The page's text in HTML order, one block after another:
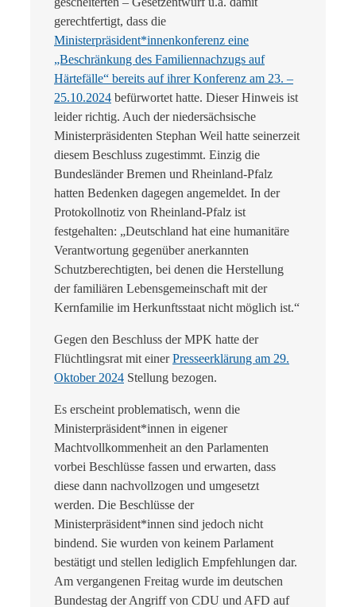
gerechtfertigt, dass die
Ministerpräsident*innenkonferenz eine
„Beschränkung des Familiennachzugs auf
Härtefälle“ bereits auf ihrer Konferenz am 23. –
25.10.2024 befürwortet hatte. Dieser Hinweis ist
leider richtig. Auch der niedersächsische
Ministerpräsidenten Stephan Weil hatte seinerzeit
diesem Beschluss zugestimmt. Einzig die
Bundesländer Bremen und Rheinland-Pfalz
hatten Bedenken dagegen angemeldet. In der
Protokollnotiz von Rheinland-Pfalz ist
festgehalten: „Deutschland hat eine humanitäre
Verantwortung gegenüber anerkannten
Schutzberechtigten, bei denen die Herstellung
der familiären Lebensgemeinschaft mit der
Kernfamilie im Herkunftsstaat nicht möglich ist.“
Gegen den Beschluss der MPK hatte der
Flüchtlingsrat mit einerPresseerklärung am 29.
Oktober 2024 Stellung bezogen.
Es erscheint problematisch, wenn die
Ministerpräsident*innen in eigener
Machtvollkommenheit an den Parlamenten
vorbei Beschlüsse fassen und erwarten, dass
diese dann nachvollzogen und umgesetzt
werden. Die Beschlüsse der
Ministerpräsident*innen sind jedoch nicht
bindend. Sie wurden von keinem Parlament
bestätigt und stellen lediglich Empfehlungen dar.
Am vergangenen Freitag wurde im deutschen
Bundestag der Angriff von CDU und AFD auf